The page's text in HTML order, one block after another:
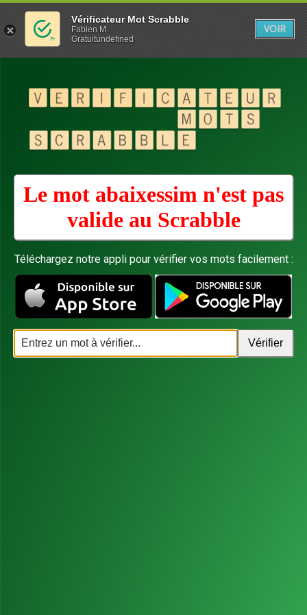
Le mot abaixessim n'est pas
valide au Scrabble
Téléchargez notre appli pour vérifier vos mots facilement :
Vérificateur Mot Scrabble
Fabien M
Gratuitundefined
VOIR